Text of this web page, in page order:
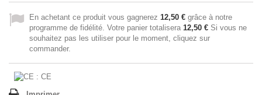
En achetant ce produit vous gagnerez 12,50 € grâce à notre
programme de fidélité. Votre panier totalisera 12,50 € Si vous ne
souhaitez pas les utiliser pour le moment, cliquez sur
commander.